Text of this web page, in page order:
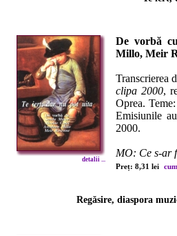
detalii ...
De vorbă
Millo, Meir
Transcrierea
clipa 2000,
Oprea.
Emisiunile
2000.
MO: Ce s-ar
Preț: 8,31 lei
Regăsire, diaspora